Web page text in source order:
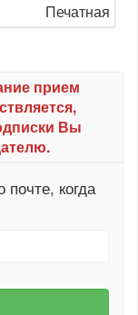
Печатная
прием
Вы
когда